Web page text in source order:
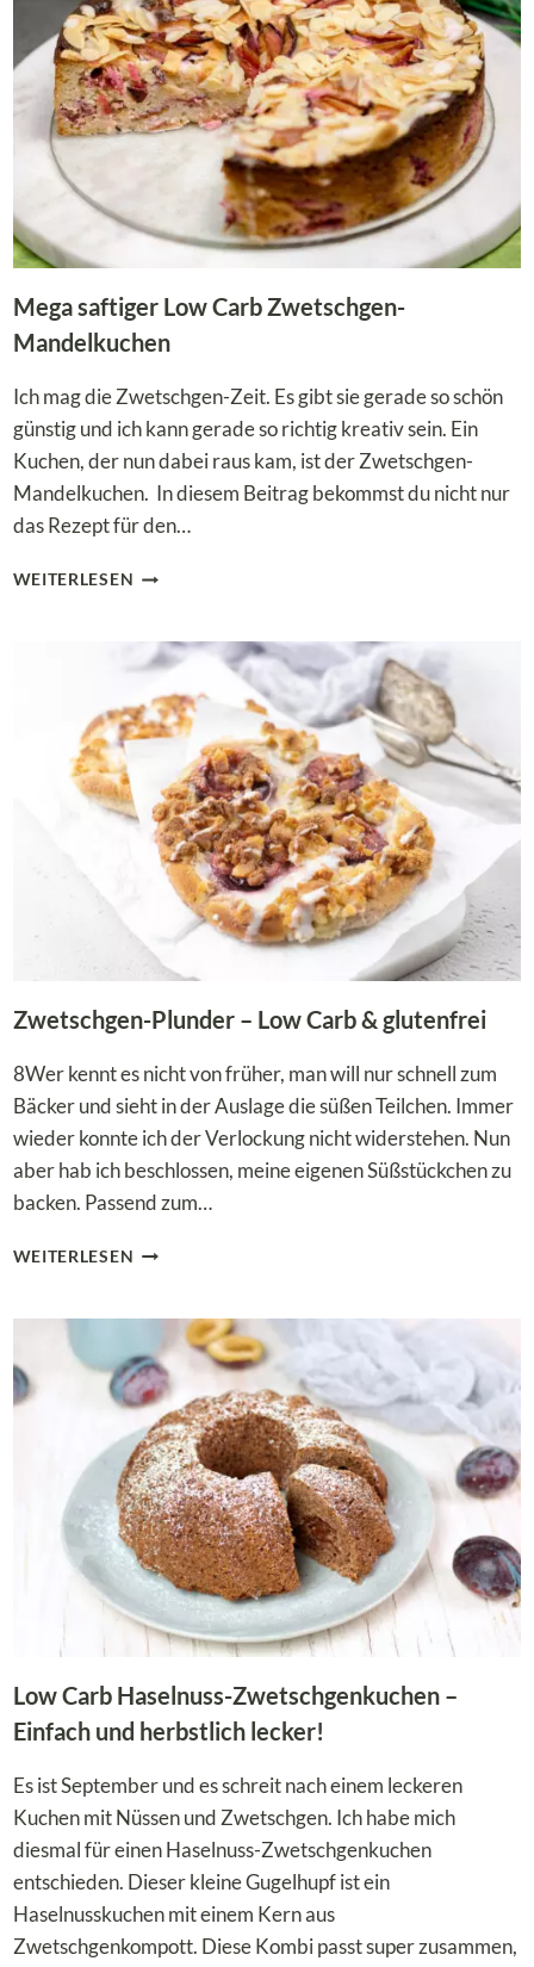
MOHN
Mega saftiger Low Carb Zwetschgen-
Mandelkuchen
Ich mag die Zwetschgen-Zeit. Es gibt sie gerade so schön
günstig und ich kann gerade so richtig kreativ sein. Ein
Kuchen, der nun dabei raus kam, ist der Zwetschgen-
Mandelkuchen. In diesem Beitrag bekommst du nicht nur
das Rezept für den…
WEITERLESEN MEGA
CARB
ZWETSCHGEN-
MANDELKUCHEN
Zwetschgen-Plunder – Low Carb & glutenfrei
8Wer kennt es nicht von früher, man will nur schnell zum
Bäcker und sieht in der Auslage die süßen Teilchen. Immer
wieder konnte ich der Verlockung nicht widerstehen. Nun
aber hab ich beschlossen, meine eigenen Süßstückchen zu
backen. Passend zum…
WEITERLESEN ZWETSCHGEN-
LOW
CARB
&
GLUTENFREI
Low Carb Haselnuss-Zwetschgenkuchen –
Einfach und herbstlich lecker!
Es ist September und es schreit nach einem leckeren
Kuchen mit Nüssen und Zwetschgen. Ich habe mich
diesmal für einen Haselnuss-Zwetschgenkuchen
entschieden. Dieser kleine Gugelhupf ist ein
Haselnusskuchen mit einem Kern aus
Zwetschgenkompott. Diese Kombi passt super zusammen,